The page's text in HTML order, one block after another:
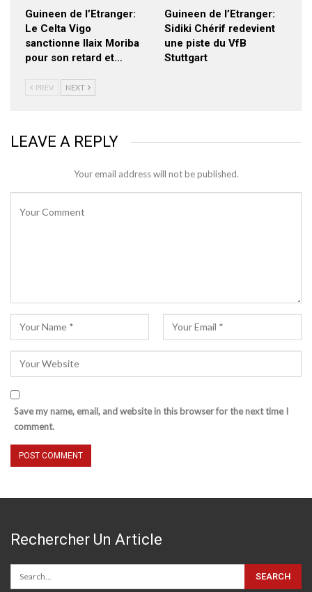
Guineen de l’Etranger:
Le Celta Vigo
sanctionne Ilaix Moriba
pour son retard et…
Guineen de l’Etranger:
Sidiki Chérif redevient
une piste du VfB
Stuttgart
PREV NEXT
LEAVE A REPLY
Your email address will not be published.
Save my name, email, and website in this browser for the next time I
comment.
Rechercher Un Article